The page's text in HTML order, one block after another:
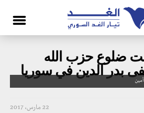
ضلوع حزب الله
بدر الدين في سوريا
22 مارس، 2017